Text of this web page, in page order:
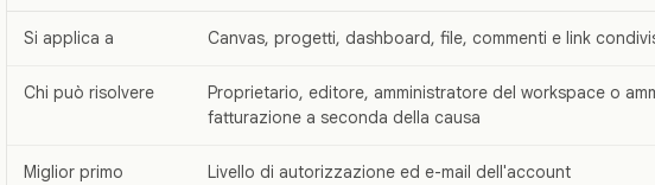
Si applica a Canvas, progetti, dashboard, file, commenti e link
Chi può risolvere
Proprietario, editore, amministratore del workspace o
fatturazione a seconda della causa
Miglior primo
Livello di autorizzazione ed e-mail dell'account